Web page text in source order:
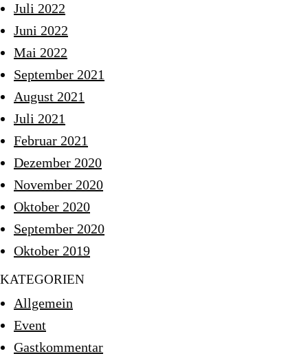
Juli 2022
Juni 2022
Mai 2022
September 2021
August 2021
Juli 2021
Februar 2021
Dezember 2020
November 2020
Oktober 2020
September 2020
Oktober 2019
KATEGORIEN
Allgemein
Event
Gastkommentar